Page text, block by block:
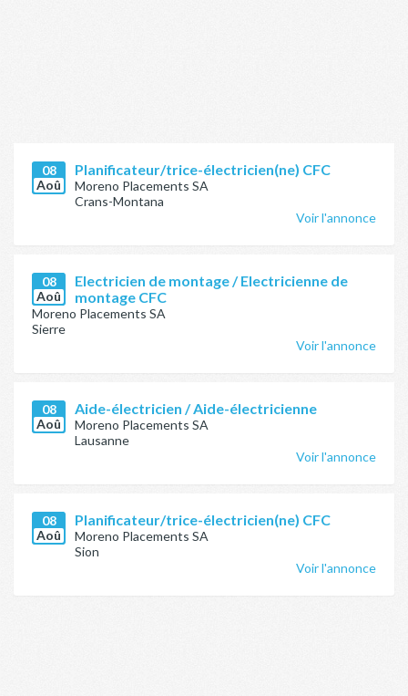
08
Aoû
Planificateur/trice-électricien(ne) CFC
Moreno Placements SA
Crans-Montana
Voir l'annonce
08
Aoû
Electricien de montage / Electricienne de
montage CFC
Moreno Placements SA
Sierre
Voir l'annonce
08
Aoû
Aide-électricien / Aide-électricienne
Moreno Placements SA
Lausanne
Voir l'annonce
08
Aoû
Planificateur/trice-électricien(ne) CFC
Moreno Placements SA
Sion
Voir l'annonce